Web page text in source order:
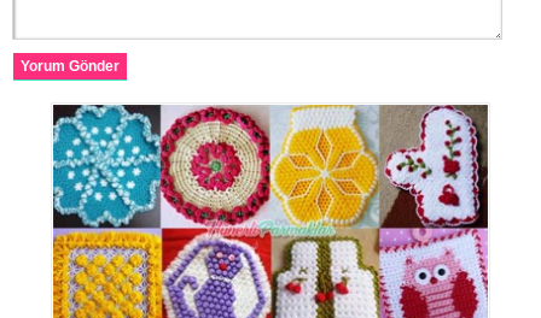
Yorum Gönder